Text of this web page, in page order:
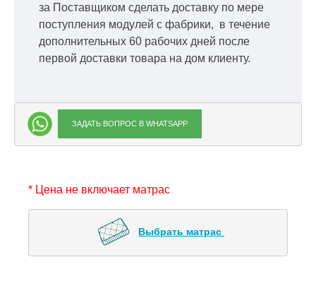
за Поставщиком сделать доставку по мере
поступления модулей с фабрики, в течение
дополнительных 60 рабочих дней после
первой доставки товара на дом клиенту.
ЗАДАТЬ ВОПРОС В WHATSAPP
* Цена не включает матрас
Выбрать матрас